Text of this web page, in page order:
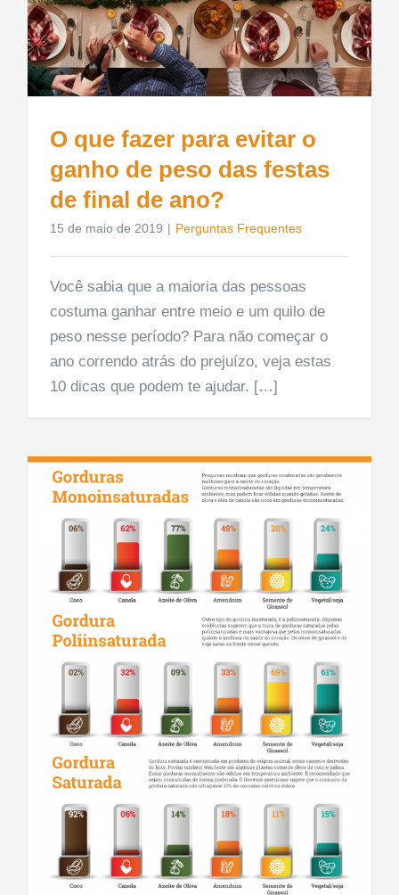
O que fazer para evitar o
ganho de peso das festas
de final de ano?
15 de maio de 2019 | Perguntas Frequentes
Você sabia que a maioria das pessoas
costuma ganhar entre meio e um quilo de
peso nesse período? Para não começar o
ano correndo atrás do prejuízo, veja estas
10 dicas que podem te ajudar. […]